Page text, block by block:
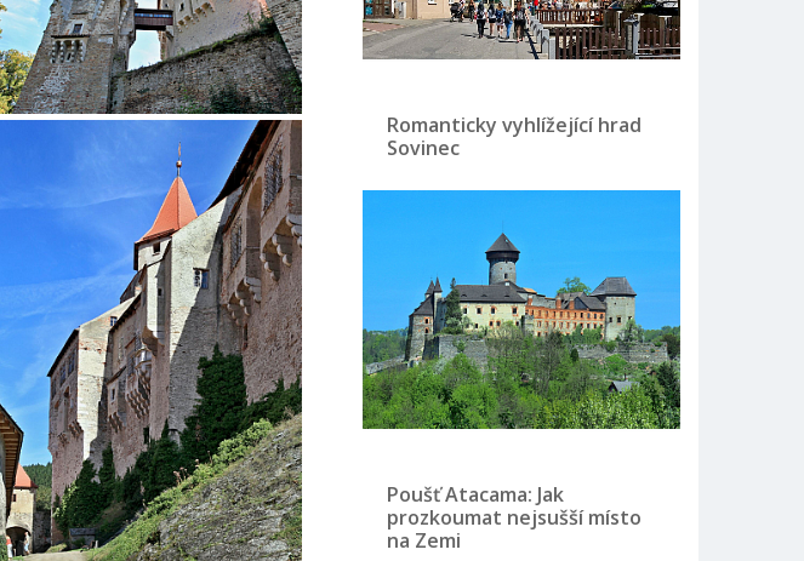
Romanticky vyhlížející hrad
Sovinec
Poušť Atacama: Jak
prozkoumat nejsušší místo
na Zemi